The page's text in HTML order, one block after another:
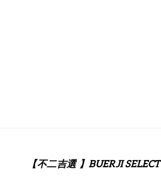
【不二吉選 】BUERJI SELECT